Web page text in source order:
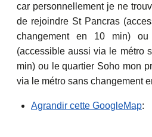
car personnellement je ne
de rejoindre St Pancras
changement en 10 min)
(accessible aussi via le métro
min) ou le quartier Soho mon
via le métro sans changement
Agrandir cette GoogleMap: